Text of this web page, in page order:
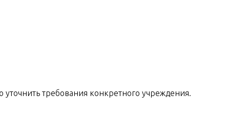
требования конкретного учреждения.